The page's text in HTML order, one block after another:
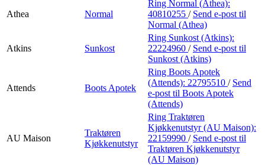
Athea Normal
Ring Normal (Athea):
40810255 / Send e-post til
Normal (Athea)
Atkins Sunkost
Ring Sunkost (Atkins):
22224960 / Send e-post til
Sunkost (Atkins)
Attends Boots Apotek
Ring Boots Apotek
(Attends): 22795510 / Send
e-post til Boots Apotek
(Attends)
AU Maison
Traktøren
Kjøkkenutstyr
Ring Traktøren
Kjøkkenutstyr (AU Maison):
22159990 / Send e-post til
Traktøren Kjøkkenutstyr
(AU Maison)